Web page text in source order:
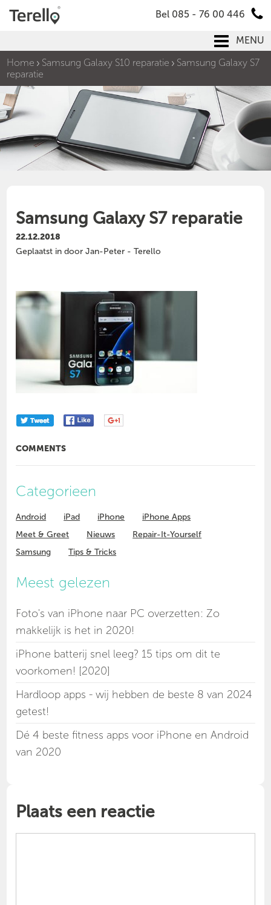
Bel 085 - 76 00 446
MENU
Home
Samsung Galaxy S10 reparatie
Samsung Galaxy S7
reparatie
Samsung Galaxy S7 reparatie
22.12.2018
Geplaatst in door Jan-Peter - Terello
COMMENTS
Categorieen
Android iPad iPhone
iPhone Apps
Meet & Greet
Nieuws
Repair-It-Yourself
Samsung
Tips & Tricks
Meest gelezen
Foto's van iPhone naar PC overzetten: Zo
makkelijk is het in 2020!
iPhone batterij snel leeg? 15 tips om dit te
voorkomen! [2020]
Hardloop apps - wij hebben de beste 8 van 2024
getest!
Dé 4 beste fitness apps voor iPhone en Android
van 2020
Plaats een reactie